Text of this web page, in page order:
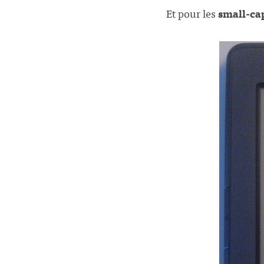
Et pour lessmall-